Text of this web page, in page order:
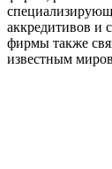
аккредитивов и
фирмы также
известным